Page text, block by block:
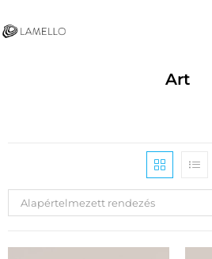
Art
Alapértelmezett rendezés